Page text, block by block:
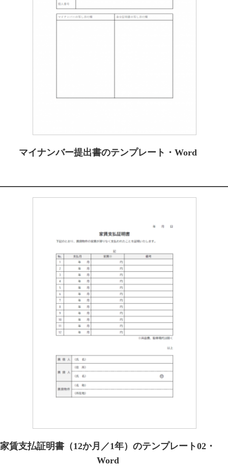
マイナンバー提出書のテンプレート・Word
家賃支払証明書（12か月／1年）のテンプレート02・
Word